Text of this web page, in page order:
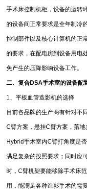
手术床控制机柜，设备的运转
的设备间正常要求是全年制冷
控制部件以及核心计算机的正
的要求，在配电房到设备用电
免产生的压降影响设备工作。
二、复合DSA手术室的设备配
1、平板血管造影机的选择
目前各品牌的生产商有针对不
C臂方案，悬挂C臂方案，落
Hybrid手术室内C臂打角度是
满足复杂的投照要求；同时应
时，C臂机架要能移除手术床
用，能满足各种造影手术的需